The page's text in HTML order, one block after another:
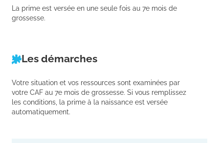
La prime est versée en une seule fois au 7e mois de
grossesse.
Les démarches
Votre situation et vos ressources sont examinées par
votre CAF au 7e mois de grossesse. Si vous remplissez
les conditions, la prime à la naissance est versée
automatiquement.